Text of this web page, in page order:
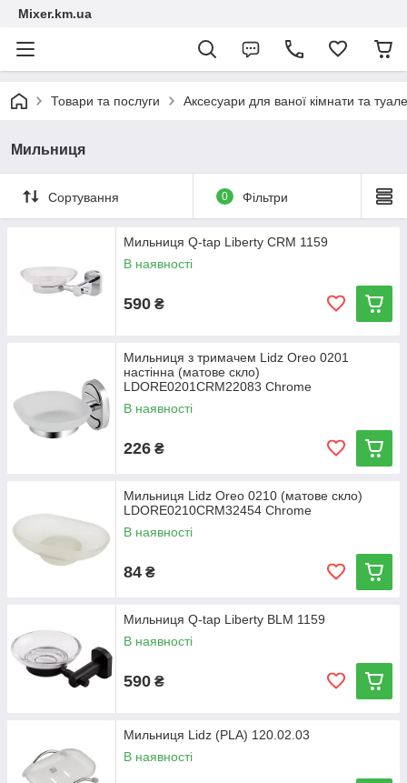
Mixer.km.ua
Товари та послуги Аксесуари для ваної кімнати та
Мильниця
Сортування 0 Фільтри
Мильниця Q-tap Liberty CRM 1159
В наявності
590 ₴
Мильниця з тримачем Lidz Oreo 0201
настінна (матове скло)
LDORE0201CRM22083 Chrome
В наявності
226 ₴
Мильниця Lidz Oreo 0210 (матове скло)
LDORE0210CRM32454 Chrome
В наявності
84 ₴
Мильниця Q-tap Liberty BLM 1159
В наявності
590 ₴
Мильниця Lidz (PLA) 120.02.03
В наявності